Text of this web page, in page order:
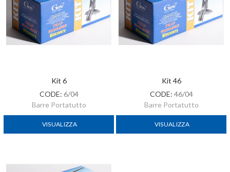
Kit 6
CODE: 6/04
Barre Portatutto
VISUALIZZA
Kit 46
CODE: 46/04
Barre Portatutto
VISUALIZZA